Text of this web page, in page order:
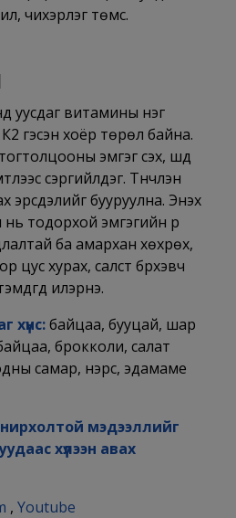
чихэрлэг төмс.
уусдаг витамины нэг
гэсэн хоёр төрөл байна.
эмгэг үүсэх, шүд
сэргийлдэг. Түүнчлэн
эрсдэлийг бууруулна. Энэхүү
тодорхой эмгэгийн үр
ба амархан хөхрөх,
цус хурах, салст бүрхэвч
илэрнэ.
хүнс:байцаа, бууцай, шар
брокколи, салат
самар, нэрс, эдамаме
мэдээллийг
хүлээн авах
, Youtube